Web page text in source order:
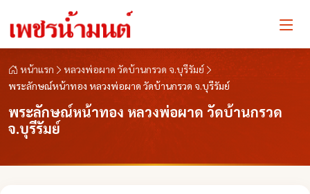
หน้าแรก
หลวงพ่อผาด วัดบ้านกรวด จ.บุรีรัมย์
พระลักษณ์หน้าทอง หลวงพ่อผาด วัดบ้านกรวด จ.บุรีรัมย์
พระลักษณ์หน้าทอง หลวงพ่อผาด วัดบ้านกรวด
จ.บุรีรัมย์